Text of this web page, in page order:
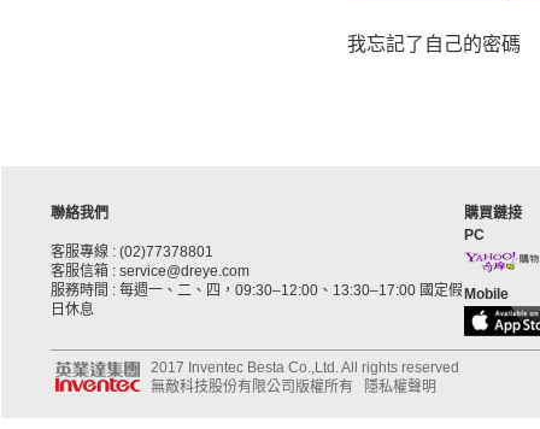
我忘記了自己的密碼
聯絡我們
客服專線 : (02)77378801
客服信箱 : service@dreye.com
服務時間 : 每週一、二、四，09:30–12:00、13:30–17:00 國定假
日休息
購買鏈接
PC
Mobile
2017 Inventec Besta Co.,Ltd. All rights reserved
無敵科技股份有限公司版權所有
隱私權聲明